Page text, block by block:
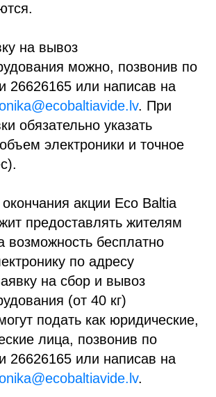
на вывоз
можно, позвонив по
26626165 или написав на
. При
обязательно указать
электроники и точное
акции Eco Baltia
предоставлять жителям
возможность бесплатно
по адресу
на сбор и вывоз
(от 40 кг)
подать как юридические,
лица, позвонив по
26626165 или написав на
.